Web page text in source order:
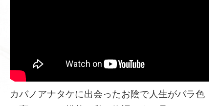
カバノアナタケに出会ったお陰で人生がバラ色